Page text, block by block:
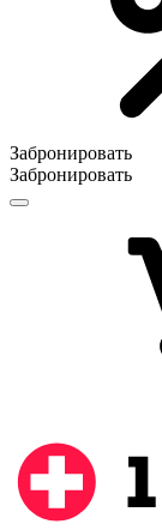
Забронировать
Забронировать